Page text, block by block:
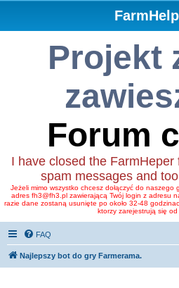
Projekt
Forum
I have closed the
spam messages and
Jeżeli mimo wszystko chcesz dołączyć do naszego
adres fh3@fh3.pl zawierającą Twój login z adresu
razie dane zostaną usunięte po około 32-48
ktorzy zarejestrują się
FAQ
Najlepszy bot do gry Farmerama.